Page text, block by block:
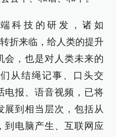
科技的研发，诸如
折来临，给人类的提升
会，也是对人类未来的
从结绳记事、口头交
电报、语音视频，已将
展到相当层次，包括从
到电脑产生、互联网应